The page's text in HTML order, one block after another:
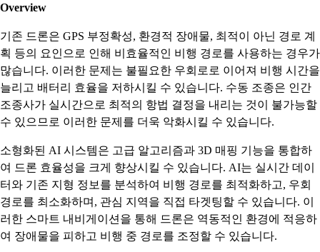
Overview
기존 드론은 GPS 부정확성, 환경적 장애물, 최적이 아닌 경로 계
획 등의 요인으로 인해 비효율적인 비행 경로를 사용하는 경우가
많습니다. 이러한 문제는 불필요한 우회로로 이어져 비행 시간을
늘리고 배터리 효율을 저하시킬 수 있습니다. 수동 조종은 인간
조종사가 실시간으로 최적의 항법 결정을 내리는 것이 불가능할
수 있으므로 이러한 문제를 더욱 악화시킬 수 있습니다.
소형화된 AI 시스템은 고급 알고리즘과 3D 매핑 기능을 통합하
여 드론 효율성을 크게 향상시킬 수 있습니다. AI는 실시간 데이
터와 기존 지형 정보를 분석하여 비행 경로를 최적화하고, 우회
경로를 최소화하며, 관심 지역을 직접 타겟팅할 수 있습니다. 이
러한 스마트 내비게이션을 통해 드론은 역동적인 환경에 적응하
여 장애물을 피하고 비행 중 경로를 조정할 수 있습니다.